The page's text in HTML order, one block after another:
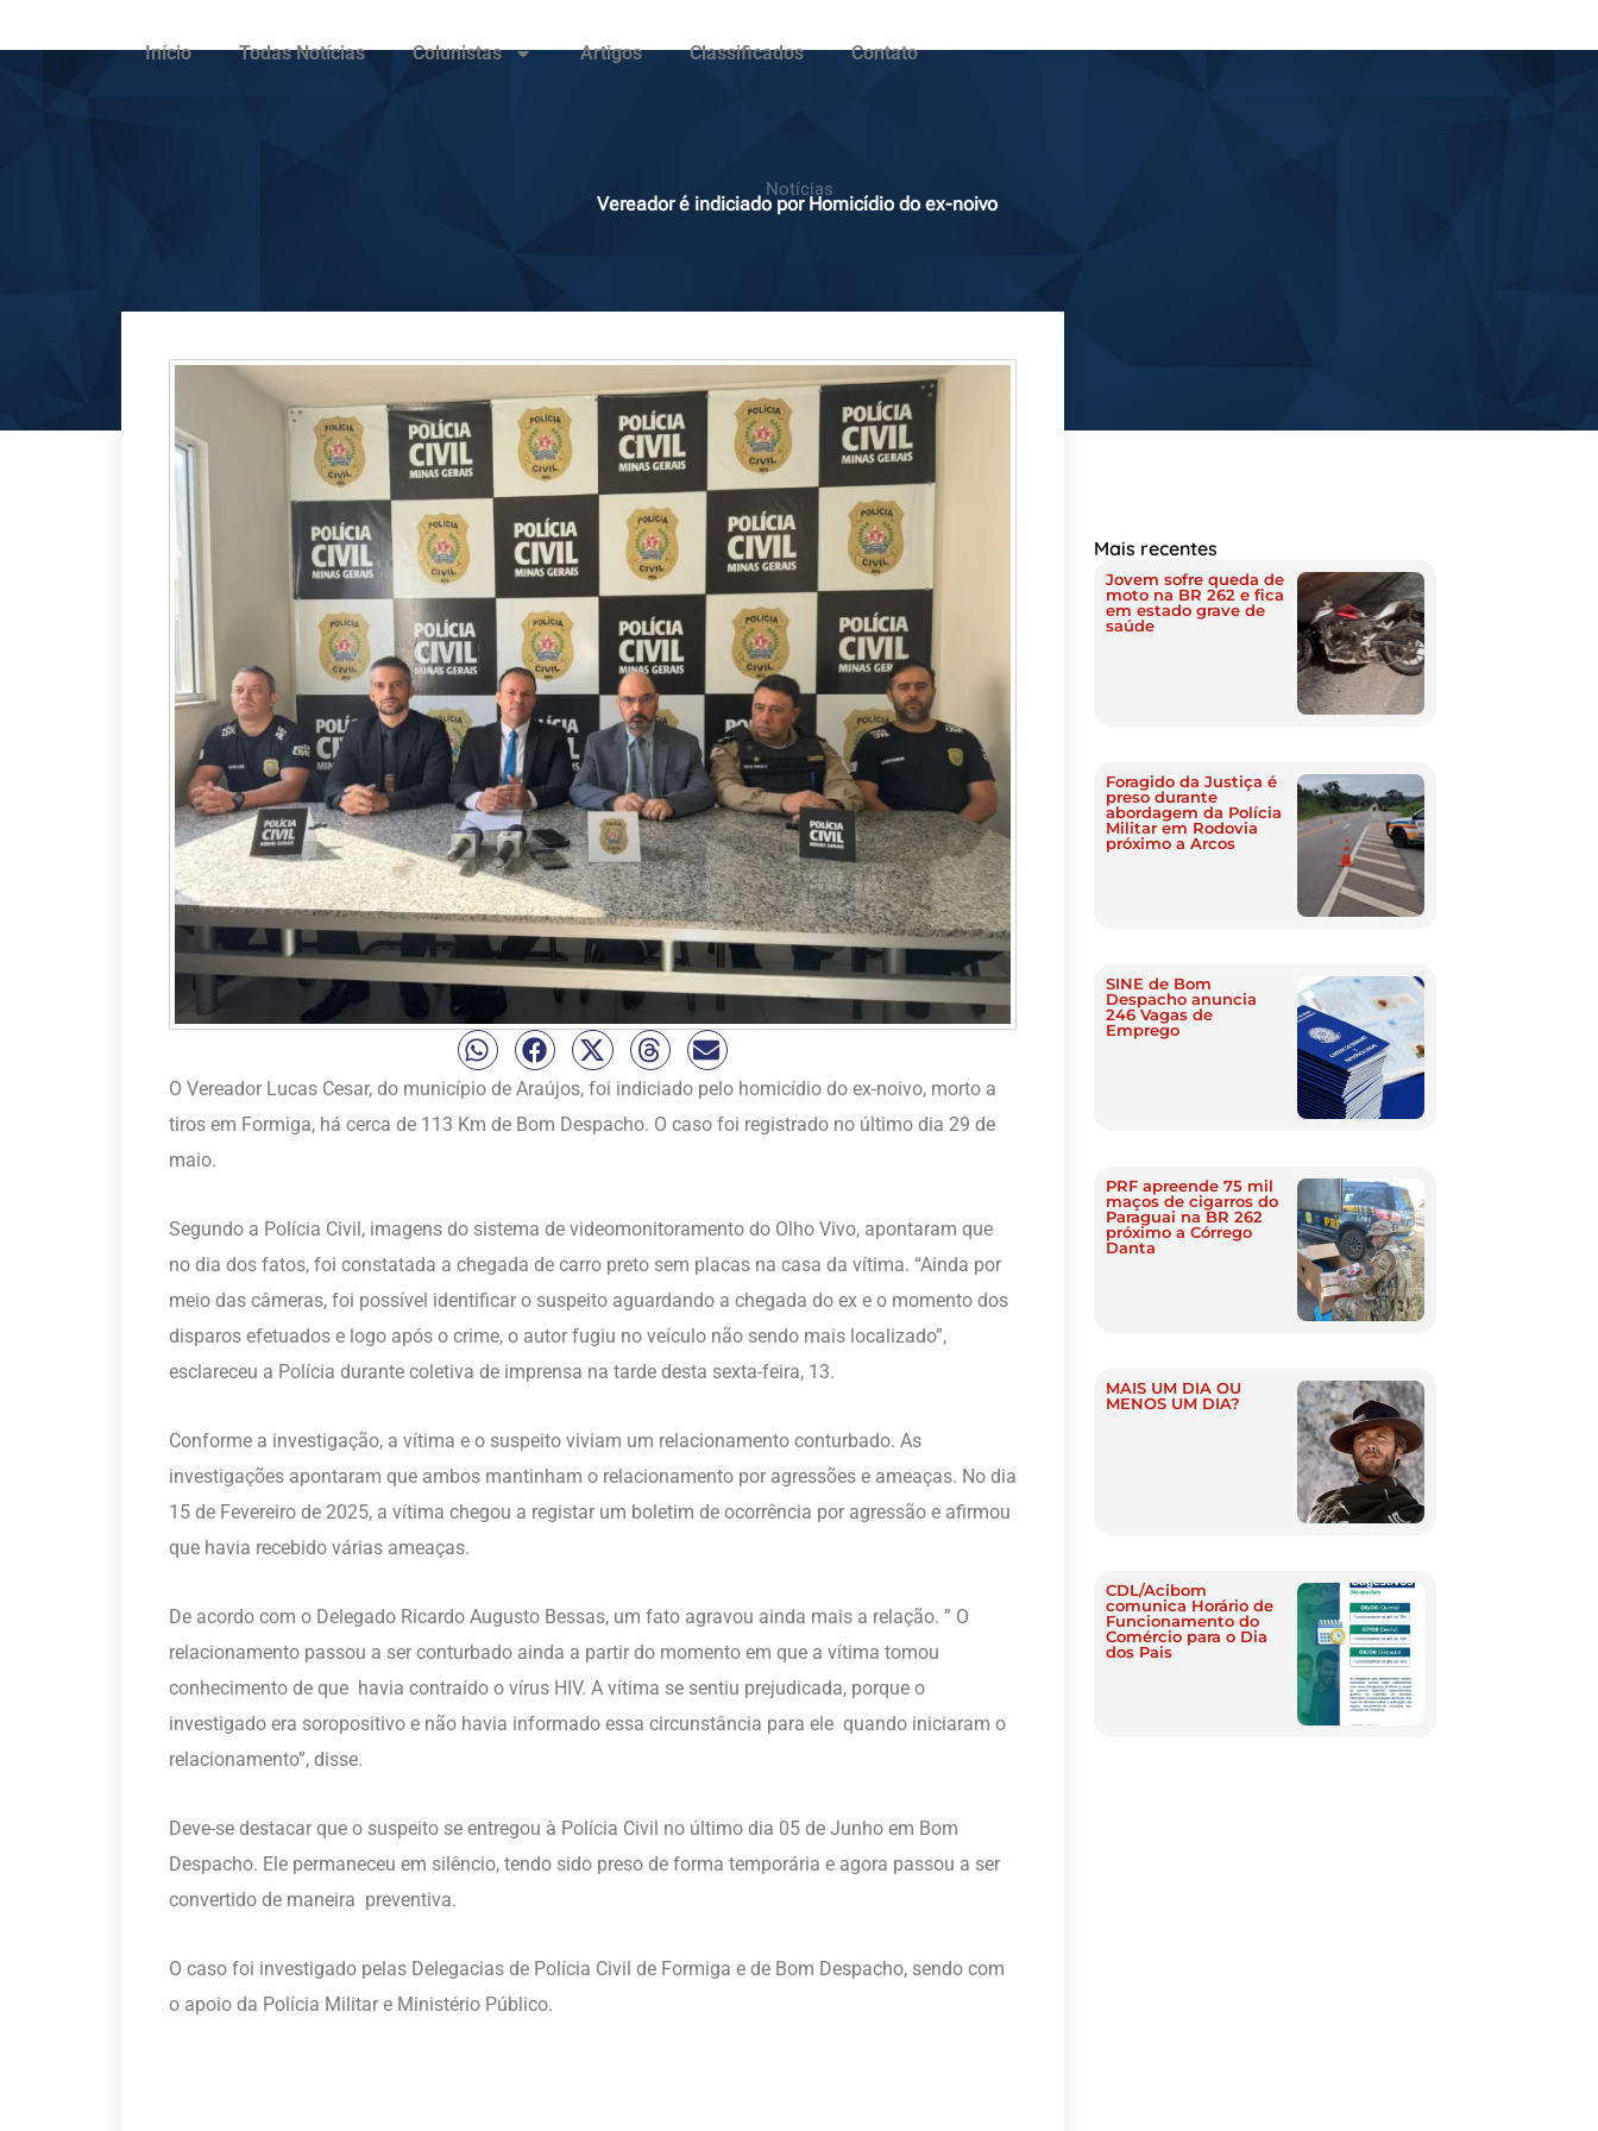
Início Todas Notícias Colunistas Artigos Classificados Contato
Notícias
Vereador é indiciado por Homicídio do ex-noivo
O Vereador Lucas Cesar, do município de Araújos, foi indiciado pelo homicídio do ex-noivo, morto a
tiros em Formiga, há cerca de 113 Km de Bom Despacho. O caso foi registrado no último dia 29 de
maio.
Segundo a Polícia Civil, imagens do sistema de videomonitoramento do Olho Vivo, apontaram que
no dia dos fatos, foi constatada a chegada de carro preto sem placas na casa da vítima. “Ainda por
meio das câmeras, foi possível identificar o suspeito aguardando a chegada do ex e o momento dos
disparos efetuados e logo após o crime, o autor fugiu no veículo não sendo mais localizado”,
esclareceu a Polícia durante coletiva de imprensa na tarde desta sexta-feira, 13.
Conforme a investigação, a vítima e o suspeito viviam um relacionamento conturbado. As
investigações apontaram que ambos mantinham o relacionamento por agressões e ameaças. No dia
15 de Fevereiro de 2025, a vítima chegou a registar um boletim de ocorrência por agressão e afirmou
que havia recebido várias ameaças.
De acordo com o Delegado Ricardo Augusto Bessas, um fato agravou ainda mais a relação. ” O
relacionamento passou a ser conturbado ainda a partir do momento em que a vítima tomou
conhecimento de que havia contraído o vírus HIV. A vítima se sentiu prejudicada, porque o
investigado era soropositivo e não havia informado essa circunstância para ele quando iniciaram o
relacionamento”, disse.
Deve-se destacar que o suspeito se entregou à Polícia Civil no último dia 05 de Junho em Bom
Despacho. Ele permaneceu em silêncio, tendo sido preso de forma temporária e agora passou a ser
convertido de maneira preventiva.
O caso foi investigado pelas Delegacias de Polícia Civil de Formiga e de Bom Despacho, sendo com
o apoio da Polícia Militar e Ministério Público.
Mais recentes
Jovem sofre queda de
moto na BR 262 e fica
em estado grave de
saúde
Foragido da Justiça é
preso durante
abordagem da Polícia
Militar em Rodovia
próximo a Arcos
SINE de Bom
Despacho anuncia
246 Vagas de
Emprego
PRF apreende 75 mil
maços de cigarros do
Paraguai na BR 262
próximo a Córrego
Danta
MAIS UM DIA OU
MENOS UM DIA?
CDL/Acibom
comunica Horário de
Funcionamento do
Comércio para o Dia
dos Pais